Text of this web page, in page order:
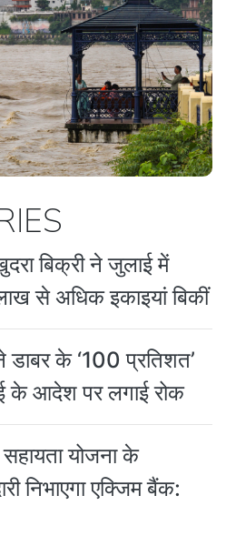
बिक्री ने जुलाई में
से अधिक इकाइयां बिकीं
डाबर के ‘100 प्रतिशत’
के आदेश पर लगाई रोक
सहायता योजना के
निभाएगा एक्जिम बैंक: